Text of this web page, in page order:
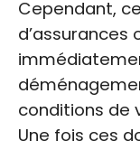
Cependant,
conditions de
Une fois ces